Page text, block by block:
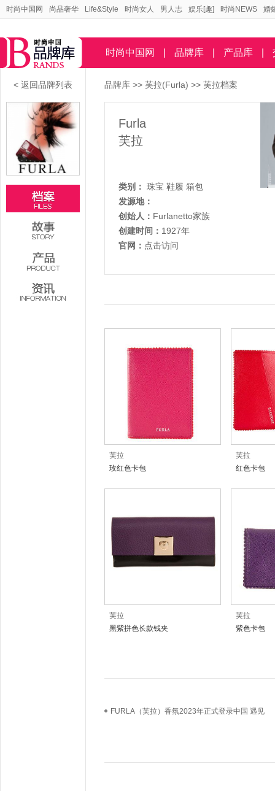
时尚中国网 尚品奢华 Life&Style 时尚女人 男人志 娱乐[趣] 时尚NEWS 婚
时尚中国网 品牌库 产品库
< 返回品牌列表 品牌库 >> 芙拉(Furla) >> 芙拉档案
Furla
芙拉
类别： 珠宝 鞋履 箱包
发源地：
创始人： Furlanetto家族
创建时间： 1927年
官网： 点击访问
芙拉
玫红色卡包
芙拉
红色卡包
芙拉
黑紫拼色长款钱夹
芙拉
紫色卡包
FURLA（芙拉）香氛2023年正式登录中国 遇见